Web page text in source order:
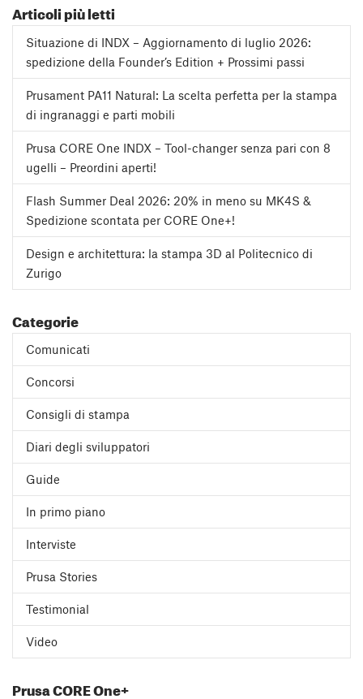
Articoli più letti
Situazione di INDX – Aggiornamento di luglio 2026:
spedizione della Founder’s Edition + Prossimi passi
Prusament PA11 Natural: La scelta perfetta per la stampa
di ingranaggi e parti mobili
Prusa CORE One INDX – Tool-changer senza pari con 8
ugelli – Preordini aperti!
Flash Summer Deal 2026: 20% in meno su MK4S &
Spedizione scontata per CORE One+!
Design e architettura: la stampa 3D al Politecnico di
Zurigo
Categorie
Comunicati
Concorsi
Consigli di stampa
Diari degli sviluppatori
Guide
In primo piano
Interviste
Prusa Stories
Testimonial
Video
Prusa CORE One+